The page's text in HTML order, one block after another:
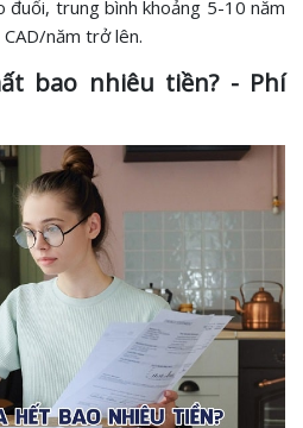
đuổi, trung bình khoảng 5-10 năm
năm trở lên.
bao nhiêu tiền? - Phí